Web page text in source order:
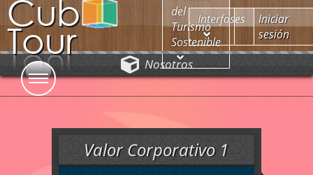
Cub
Tour
del
Turismo
Sostenible
Interfases
Iniciar
sesión
Nosotros
Cub Tour
Valor Corporativo 1